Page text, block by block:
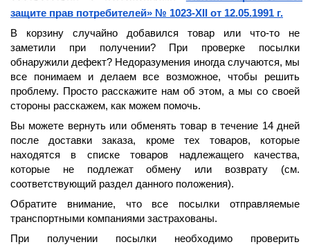
защите прав потребителей» № 1023-XII от 12.05.1991 г.
В корзину случайно добавился товар или что-то не
заметили при получении? При проверке посылки
обнаружили дефект? Недоразумения иногда случаются, мы
все понимаем и делаем все возможное, чтобы решить
проблему. Просто расскажите нам об этом, а мы со своей
стороны расскажем, как можем помочь.
Вы можете вернуть или обменять товар в течение 14 дней
после доставки заказа, кроме тех товаров, которые
находятся в списке товаров надлежащего качества,
которые не подлежат обмену или возврату (см.
соответствующий раздел данного положения).
Обратите внимание, что все посылки отправляемые
транспортными компаниями застрахованы.
При получении посылки необходимо проверить